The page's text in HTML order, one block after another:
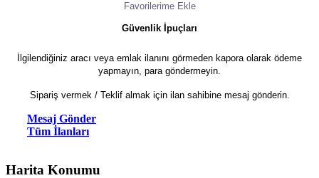
Favorilerime Ekle
Güvenlik İpuçları
İlgilendiğiniz aracı veya emlak ilanını görmeden kapora olarak ödeme
yapmayın, para göndermeyin.
Sipariş vermek / Teklif almak için ilan sahibine mesaj gönderin.
Mesaj Gönder
Tüm İlanları
Harita Konumu